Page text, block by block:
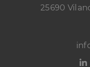
25690